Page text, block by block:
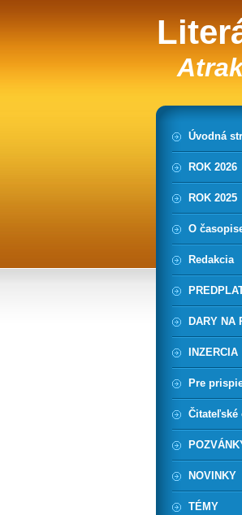
Úvodná
ROK 2026
ROK 2025
O
Redakcia
DARY NA
INZERCIA
Pre
Čitateľské
NOVINKY
TÉMY